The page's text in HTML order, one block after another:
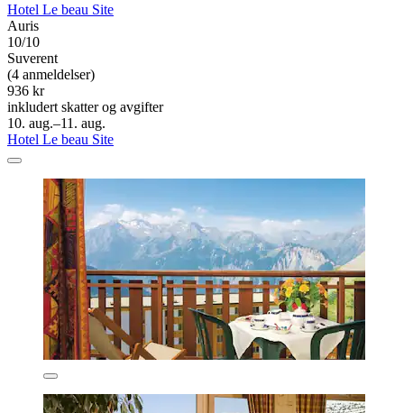
Hotel Le beau Site
Auris
10/10
Suverent
(4 anmeldelser)
936 kr
inkludert skatter og avgifter
10. aug.–11. aug.
Hotel Le beau Site